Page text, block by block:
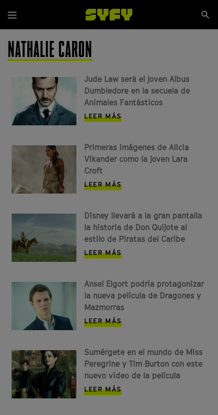
contenido
principal
Menú
NATHALIE CARON
Jude Law será el joven Albus
Dumbledore en la secuela de
Animales Fantásticos
LEER MÁS
Primeras imágenes de Alicia
Vikander como la joven Lara
Croft
LEER MÁS
Disney llevará a la gran pantalla
la historia de Don Quijote al
estilo de Piratas del Caribe
LEER MÁS
Ansel Elgort podría protagonizar
la nueva película de Dragones y
Mazmorras
LEER MÁS
Sumérgete en el mundo de Miss
Peregrine y Tim Burton con este
nuevo vídeo de la película
LEER MÁS